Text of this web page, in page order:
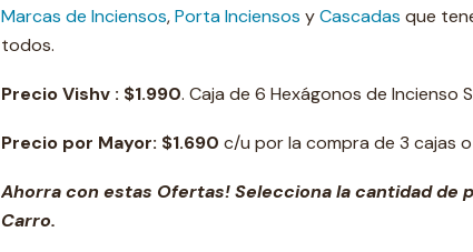
Marcas de Inciensos,Porta Inciensos yCascadas que
todos.
Precio Vishv : $1.990. Caja de 6 Hexágonos de Incienso
Precio por Mayor: $1.690 c/u por la compra de 3 cajas o
Ahorra con estas Ofertas! Selecciona la cantidad de
Carro.